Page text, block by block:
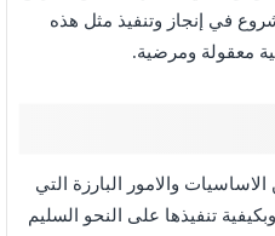
في إنجاز وتنفيذ مثل هذه
معقولة ومرضية.
والامور البارزة التي
تنفيذها على النحو السليم